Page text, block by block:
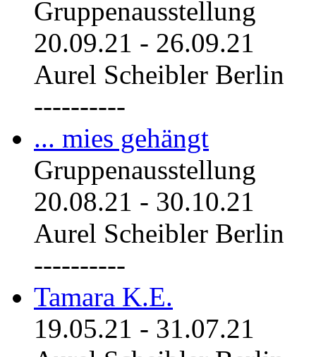
Gruppenausstellung
20.09.21 - 26.09.21
Aurel Scheibler Berlin
----------
... mies gehängt
Gruppenausstellung
20.08.21 - 30.10.21
Aurel Scheibler Berlin
----------
Tamara K.E.
19.05.21 - 31.07.21